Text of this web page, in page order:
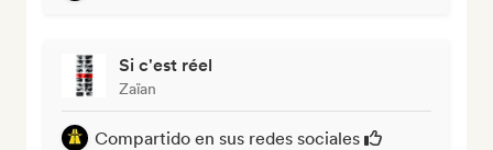
Si c'est réel
Zaïan
Compartido en sus redes sociales